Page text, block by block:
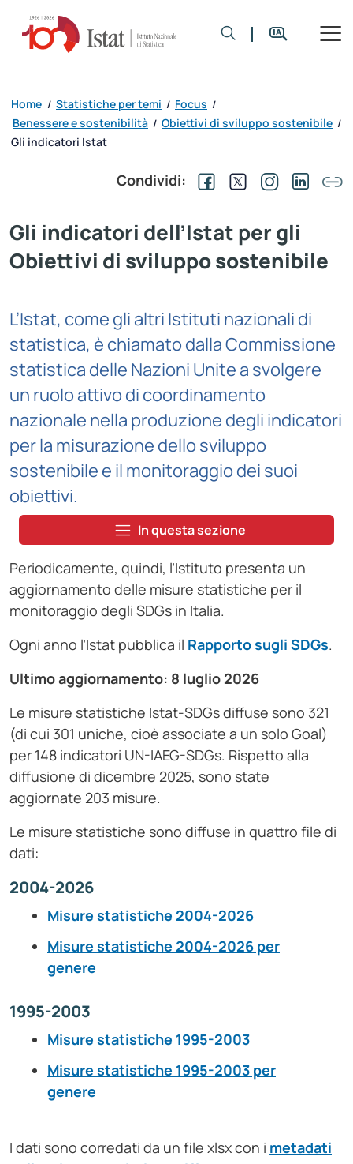
Home / Statistiche per temi / Focus /
Benessere e sostenibilità / Obiettivi di sviluppo sostenibile /
Gli indicatori Istat
Condividi:
Gli indicatori dell’Istat per gli
Obiettivi di sviluppo sostenibile
L’Istat, come gli altri Istituti nazionali di
statistica, è chiamato dalla Commissione
statistica delle Nazioni Unite a svolgere
un ruolo attivo di coordinamento
nazionale nella produzione degli indicatori
per la misurazione dello sviluppo
sostenibile e il monitoraggio dei suoi
obiettivi.
In questa sezione
Periodicamente, quindi, l’Istituto presenta un
aggiornamento delle misure statistiche per il
monitoraggio degli SDGs in Italia.
Ogni anno l’Istat pubblica il Rapporto sugli SDGs.
Ultimo aggiornamento: 8 luglio 2026
Le misure statistiche Istat-SDGs diffuse sono 321
(di cui 301 uniche, cioè associate a un solo Goal)
per 148 indicatori UN-IAEG-SDGs. Rispetto alla
diffusione di dicembre 2025, sono state
aggiornate 203 misure.
Le misure statistiche sono diffuse in quattro file di
dati:
2004-2026
Misure statistiche 2004-2026
Misure statistiche 2004-2026 per
genere
1995-2003
Misure statistiche 1995-2003
Misure statistiche 1995-2003 per
genere
I dati sono corredati da un file xlsx con i metadati